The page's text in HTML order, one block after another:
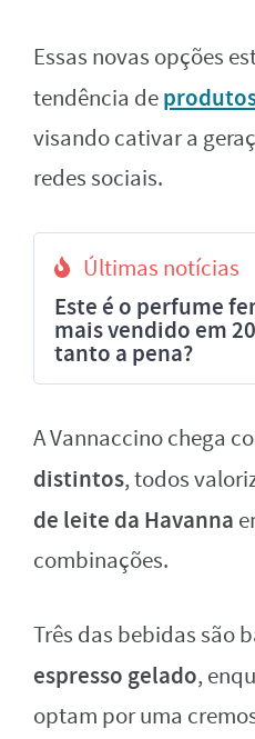
Essas novas opções
tendência de
visando cativar a
redes sociais.
Últimas notícias
Este é o perfume
mais vendido em
tanto a pena?
A Vannaccino chega
distintos, todos
de leite da Havanna
combinações.
Três das bebidas são
espresso gelado,
optam por uma